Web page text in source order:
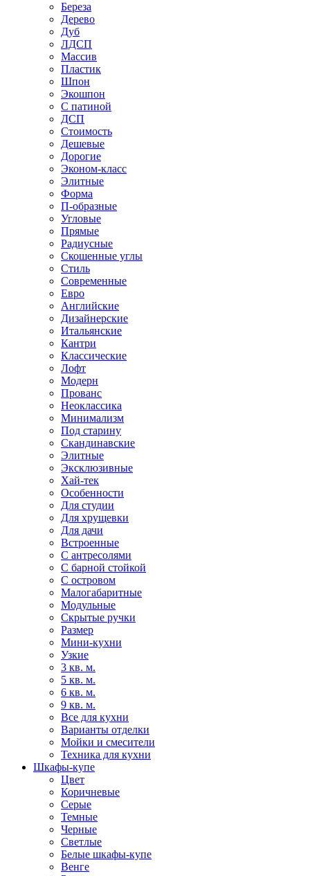
Береза
Дерево
Дуб
ЛДСП
Массив
Пластик
Шпон
Экошпон
С патиной
ДСП
Стоимость
Дешевые
Дорогие
Эконом-класс
Элитные
Форма
П-образные
Угловые
Прямые
Радиусные
Скошенные углы
Стиль
Современные
Евро
Английские
Дизайнерские
Итальянские
Кантри
Классические
Лофт
Модерн
Прованс
Неоклассика
Минимализм
Под старину
Скандинавские
Элитные
Эксклюзивные
Хай-тек
Особенности
Для студии
Для хрущевки
Для дачи
Встроенные
С антресолями
С барной стойкой
С островом
Малогабаритные
Модульные
Скрытые ручки
Размер
Мини-кухни
Узкие
3 кв. м.
5 кв. м.
6 кв. м.
9 кв. м.
Все для кухни
Варианты отделки
Мойки и смесители
Техника для кухни
Шкафы-купе
Цвет
Коричневые
Серые
Темные
Черные
Светлые
Белые шкафы-купе
Венге